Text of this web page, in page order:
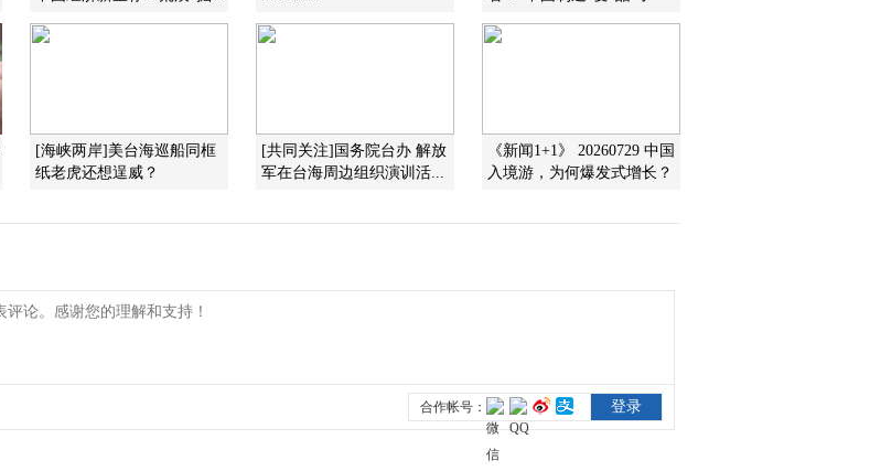
《文化十分》 20160615
《文化十分》 20160614
2016-06-14 12:42:09
《文化十分》 20160610
[海峡两岸]美台海巡船同框
纸老虎还想逞威？
[共同关注]国务院台办 解放
军在台海周边组织演训活...
《新闻1+1》 20260729 中国
入境游，为何爆发式增长？